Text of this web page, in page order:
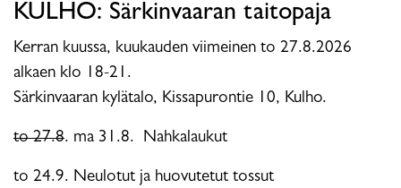
KULHO: Särkinvaaran taitopaja
Kerran kuussa, kuukauden viimeinen to 27.8.2026
alkaen klo 18-21.
Särkinvaaran kylätalo, Kissapurontie 10, Kulho.
to 27.8. ma 31.8. Nahkalaukut
to 24.9. Neulotut ja huovutetut tossut